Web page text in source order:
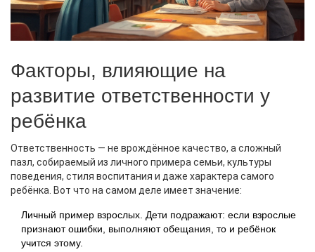
Факторы, влияющие на
развитие ответственности у
ребёнка
Ответственность — не врождённое качество, а сложный
пазл, собираемый из личного примера семьи, культуры
поведения, стиля воспитания и даже характера самого
ребёнка. Вот что на самом деле имеет значение:
Личный пример взрослых. Дети подражают: если взрослые
признают ошибки, выполняют обещания, то и ребёнок
учится этому.